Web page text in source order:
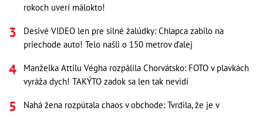
rokoch uverí málokto!
Desivé VIDEO len pre silné žalúdky: Chlapca zabilo na
priechode auto! Telo našli o 150 metrov ďalej
Manželka Attilu Végha rozpálila Chorvátsko: FOTO v plavkách
vyráža dych! TAKÝTO zadok sa len tak nevidí
Nahá žena rozpútala chaos v obchode: Tvrdila, že je v